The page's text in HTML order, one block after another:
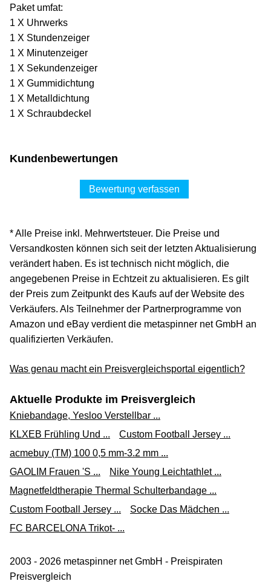
Paket umfat:
1 X Uhrwerks
1 X Stundenzeiger
1 X Minutenzeiger
1 X Sekundenzeiger
1 X Gummidichtung
1 X Metalldichtung
1 X Schraubdeckel
Kundenbewertungen
Bewertung verfassen
* Alle Preise inkl. Mehrwertsteuer. Die Preise und
Versandkosten können sich seit der letzten Aktualisierung
verändert haben. Es ist technisch nicht möglich, die
angegebenen Preise in Echtzeit zu aktualisieren. Es gilt
der Preis zum Zeitpunkt des Kaufs auf der Website des
Verkäufers. Als Teilnehmer der Partnerprogramme von
Amazon und eBay verdient die metaspinner net GmbH an
qualifizierten Verkäufen.
Was genau macht ein Preisvergleichsportal eigentlich?
Aktuelle Produkte im Preisvergleich
Kniebandage, Yesloo Verstellbar ...
KLXEB Frühling Und ...
Custom Football Jersey ...
acmebuy (TM) 100 0,5 mm-3.2 mm ...
GAOLIM Frauen 'S ...
Nike Young Leichtathlet ...
Magnetfeldtherapie Thermal Schulterbandage ...
Custom Football Jersey ...
Socke Das Mädchen ...
FC BARCELONA Trikot- ...
2003 - 2026 metaspinner net GmbH - Preispiraten
Preisvergleich